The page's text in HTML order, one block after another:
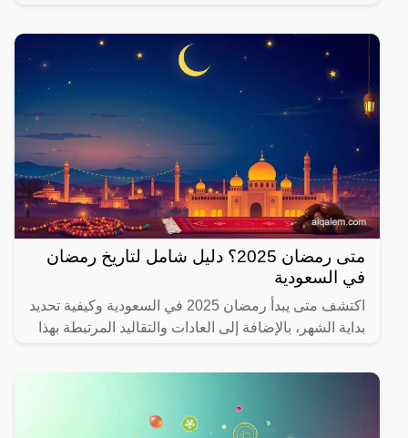
متى رمضان 2025؟ دليل شامل لتاريخ رمضان
في السعودية
اكتشف متى يبدأ رمضان 2025 في السعودية وكيفية تحديد
بداية الشهر، بالإضافة إلى العادات والتقاليد المرتبطة بهذا